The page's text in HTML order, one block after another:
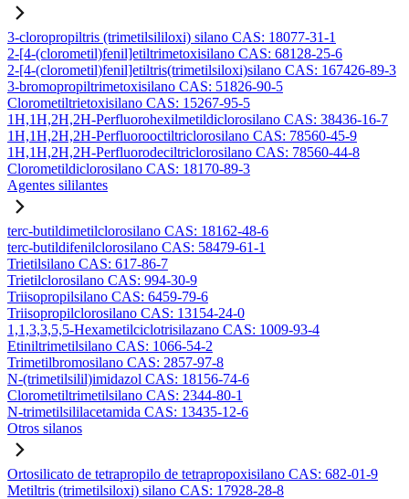
3-cloropropiltris (trimetilsililoxi) silano CAS: 18077-31-1
2-[4-(clorometil)fenil]etiltrimetoxisilano CAS: 68128-25-6
2-[4-(clorometil)fenil]etiltris(trimetilsiloxi)silano CAS: 167426-89-3
3-bromopropiltrimetoxisilano CAS: 51826-90-5
Clorometiltrietoxisilano CAS: 15267-95-5
1H,1H,2H,2H-Perfluorohexilmetildiclorosilano CAS: 38436-16-7
1H,1H,2H,2H-Perfluorooctiltriclorosilano CAS: 78560-45-9
1H,1H,2H,2H-Perfluorodeciltriclorosilano CAS: 78560-44-8
Clorometildiclorosilano CAS: 18170-89-3
Agentes sililantes
terc-butildimetilclorosilano CAS: 18162-48-6
terc-butildifenilclorosilano CAS: 58479-61-1
Trietilsilano CAS: 617-86-7
Trietilclorosilano CAS: 994-30-9
Triisopropilsilano CAS: 6459-79-6
Triisopropilclorosilano CAS: 13154-24-0
1,1,3,3,5,5-Hexametilciclotrisilazano CAS: 1009-93-4
Etiniltrimetilsilano CAS: 1066-54-2
Trimetilbromosilano CAS: 2857-97-8
N-(trimetilsilil)imidazol CAS: 18156-74-6
Clorometiltrimetilsilano CAS: 2344-80-1
N-trimetilsililacetamida CAS: 13435-12-6
Otros silanos
Ortosilicato de tetrapropilo de tetrapropoxisilano CAS: 682-01-9
Metiltris (trimetilsiloxi) silano CAS: 17928-28-8